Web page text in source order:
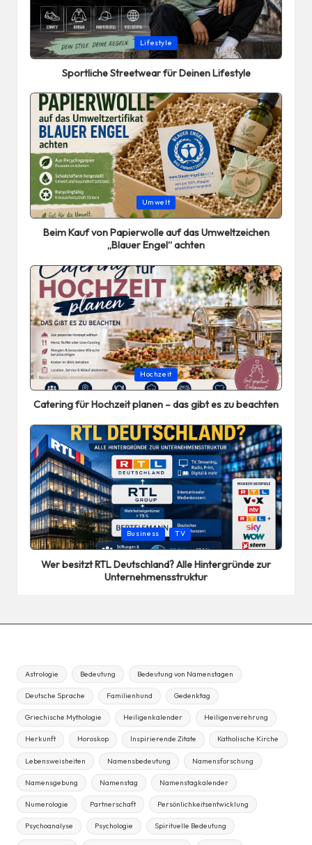
Posted
in
Lifestyle
Sportliche Streetwear für Deinen Lifestyle
Posted
in
Umwelt
Beim Kauf von Papierwolle auf das Umweltzeichen
„Blauer Engel“ achten
Posted
in
Hochzeit
Catering für Hochzeit planen – das gibt es zu beachten
Posted
in
Business TV
Wer besitzt RTL Deutschland? Alle Hintergründe zur
Unternehmensstruktur
Astrologie Bedeutung Bedeutung von Namenstagen
Deutsche Sprache Familienhund Gedenktag
Griechische Mythologie Heiligenkalender Heiligenverehrung
Herkunft Horoskop Inspirierende Zitate Katholische Kirche
Lebensweisheiten Namensbedeutung Namensforschung
Namensgebung Namenstag Namenstagkalender
Numerologie Partnerschaft Persönlichkeitsentwicklung
Psychoanalyse Psychologie Spirituelle Bedeutung